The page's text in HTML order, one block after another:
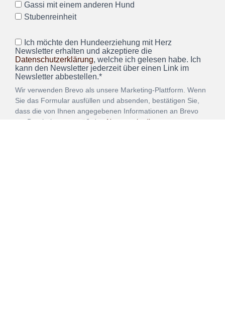
Gassi mit einem anderen Hund
Stubenreinheit
Ich möchte den Hundeerziehung mit Herz
Newsletter erhalten und akzeptiere die
Datenschutzerklärung, welche ich gelesen habe. Ich
kann den Newsletter jederzeit über einen Link im
Newsletter abbestellen.*
Wir verwenden Brevo als unsere Marketing-Plattform. Wenn
Sie das Formular ausfüllen und absenden, bestätigen Sie,
dass die von Ihnen angegebenen Informationen an Brevo
zur Bearbeitung gemäß den Nutzungsbedingungen